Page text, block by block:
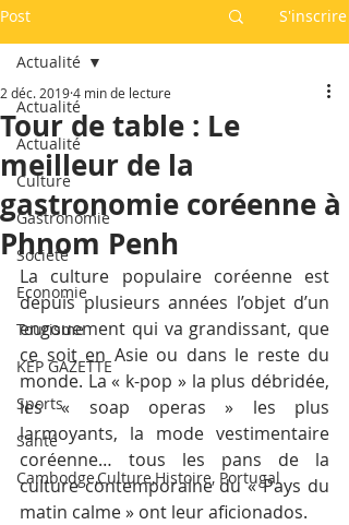
Post S'inscrire
Actualité
Actualité
Culture
Gastronomie
Société
Economie
Tourisme
KEP GAZETTE
Sports
Santé
Cambodge,Culture,Histoire, Portugal
Actualité
Tour de table : Le
meilleur de la
gastronomie coréenne à
Phnom Penh
2 déc. 20194 min de lecture
La culture populaire coréenne est
depuis plusieurs années l’objet d’un
engouement qui va grandissant, que
ce soit en Asie ou dans le reste du
monde. La « k-pop » la plus débridée,
les « soap operas » les plus
larmoyants, la mode vestimentaire
coréenne… tous les pans de la
culture contemporaine du « Pays du
matin calme » ont leur aficionados.